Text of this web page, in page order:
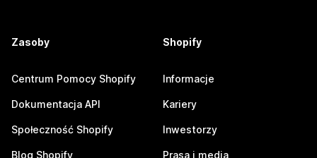
Zasoby
Centrum Pomocy Shopify
Dokumentacja API
Społeczność Shopify
Blog Shopify
Shopify
Informacje
Kariery
Inwestorzy
Prasa i media